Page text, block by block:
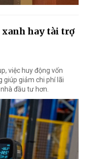
xanh hay tài trợ
việc huy động vốn
giúp giảm chi phí lãi
đầu tư hơn.